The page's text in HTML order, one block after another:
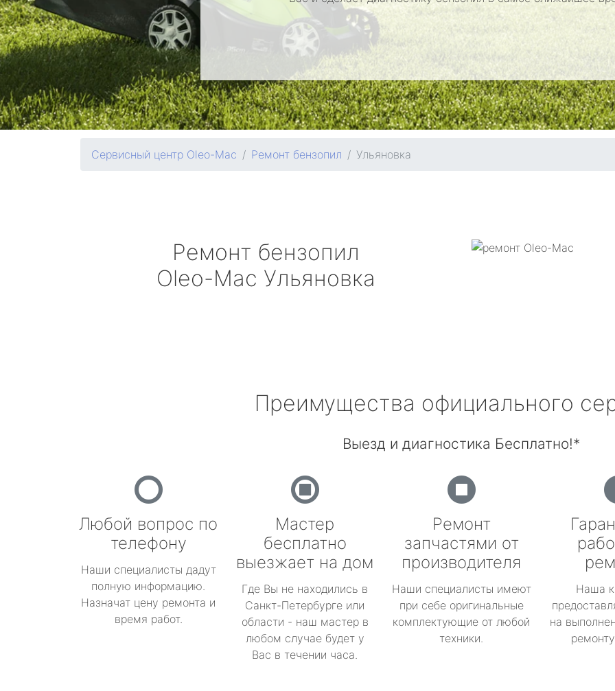
Сервисный центр Oleo-Mac Ремонт бензопил Ульяновка
Ремонт бензопил
Oleo-Mac Ульяновка
Преимущества официального
Выезд и диагностика Бесплатно!*
Любой вопрос по
телефону
Наши специалисты дадут
полную информацию.
Назначат цену ремонта и
время работ.
Мастер
бесплатно
выезжает на дом
Где Вы не находились в
Санкт-Петербурге или
области - наш мастер в
любом случае будет у
Вас в течении часа.
Ремонт
запчастями от
производителя
Наши специалисты имеют
при себе оригинальные
комплектующие от любой
техники.
Наша
на